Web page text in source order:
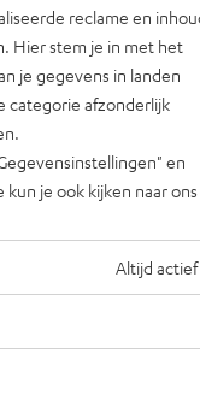
reclame en
Hier stem je in met het
je gegevens in landen
categorie afzonderlijk
en
je ook kijken naar ons
Altijd actief